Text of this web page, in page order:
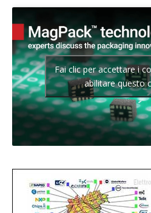
Fai clic per accettare i
abilitare questo